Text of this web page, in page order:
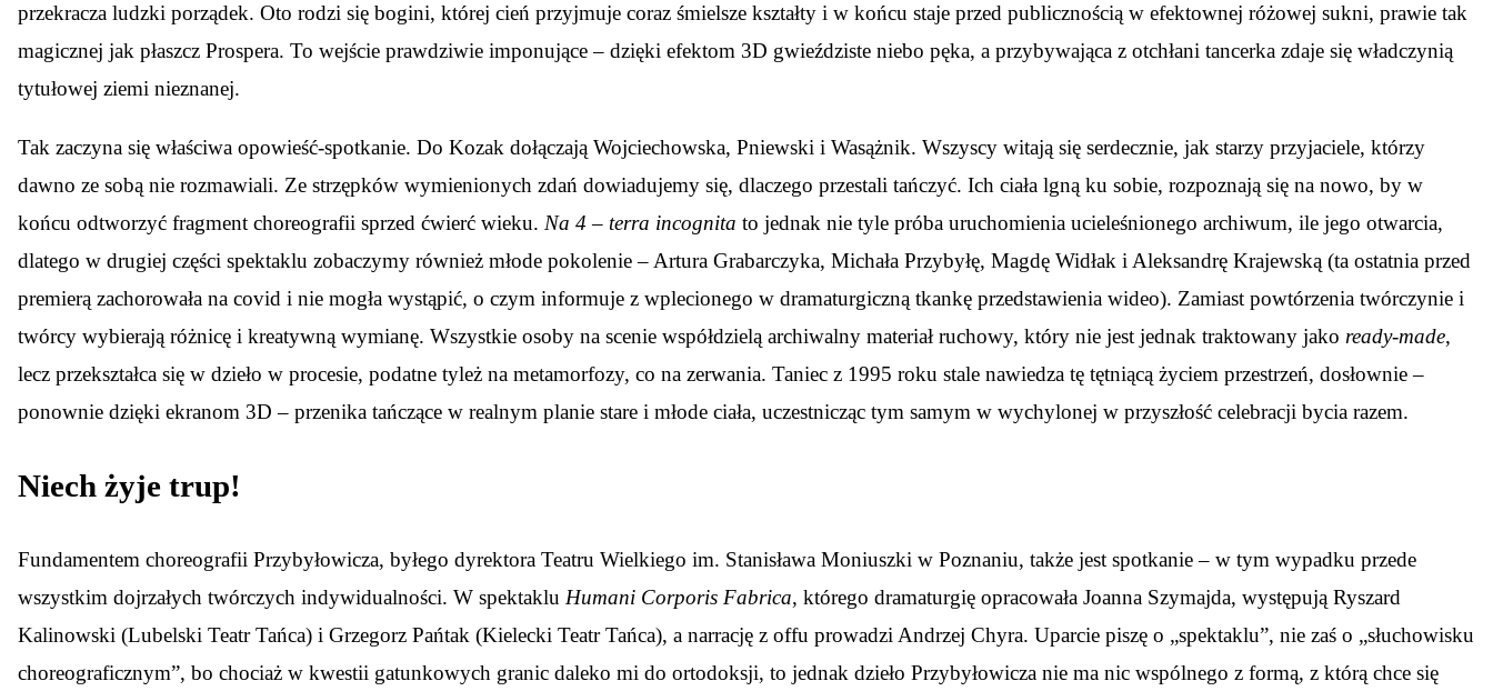
przekracza ludzki porządek. Oto rodzi się bogini, której cień przyjmuje coraz śmielsze kształty i w końcu staje przed publicznością w efektownej różowej sukni, prawie tak
magicznej jak płaszcz Prospera. To wejście prawdziwie imponujące – dzięki efektom 3D gwieździste niebo pęka, a przybywająca z otchłani tancerka zdaje się władczynią
tytułowej ziemi nieznanej.
Tak zaczyna się właściwa opowieść-spotkanie. Do Kozak dołączają Wojciechowska, Pniewski i Wasążnik. Wszyscy witają się serdecznie, jak starzy przyjaciele, którzy
dawno ze sobą nie rozmawiali. Ze strzępków wymienionych zdań dowiadujemy się, dlaczego przestali tańczyć. Ich ciała lgną ku sobie, rozpoznają się na nowo, by w
końcu odtworzyć fragment choreografii sprzed ćwierć wieku. Na 4 – terra incognita to jednak nie tyle próba uruchomienia ucieleśnionego archiwum, ile jego otwarcia,
dlatego w drugiej części spektaklu zobaczymy również młode pokolenie – Artura Grabarczyka, Michała Przybyłę, Magdę Widłak i Aleksandrę Krajewską (ta ostatnia przed
premierą zachorowała na covid i nie mogła wystąpić, o czym informuje z wplecionego w dramaturgiczną tkankę przedstawienia wideo). Zamiast powtórzenia twórczynie i
twórcy wybierają różnicę i kreatywną wymianę. Wszystkie osoby na scenie współdzielą archiwalny materiał ruchowy, który nie jest jednak traktowany jako ready-made,
lecz przekształca się w dzieło w procesie, podatne tyleż na metamorfozy, co na zerwania. Taniec z 1995 roku stale nawiedza tę tętniącą życiem przestrzeń, dosłownie –
ponownie dzięki ekranom 3D – przenika tańczące w realnym planie stare i młode ciała, uczestnicząc tym samym w wychylonej w przyszłość celebracji bycia razem.
Niech żyje trup!
Fundamentem choreografii Przybyłowicza, byłego dyrektora Teatru Wielkiego im. Stanisława Moniuszki w Poznaniu, także jest spotkanie – w tym wypadku przede
wszystkim dojrzałych twórczych indywidualności. W spektaklu Humani Corporis Fabrica, którego dramaturgię opracowała Joanna Szymajda, występują Ryszard
Kalinowski (Lubelski Teatr Tańca) i Grzegorz Pańtak (Kielecki Teatr Tańca), a narrację z offu prowadzi Andrzej Chyra. Uparcie piszę o „spektaklu”, nie zaś o „słuchowisku
choreograficznym”, bo chociaż w kwestii gatunkowych granic daleko mi do ortodoksji, to jednak dzieło Przybyłowicza nie ma nic wspólnego z formą, z którą chce się